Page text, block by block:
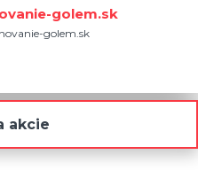
golem.sk
golem.sk
akcie